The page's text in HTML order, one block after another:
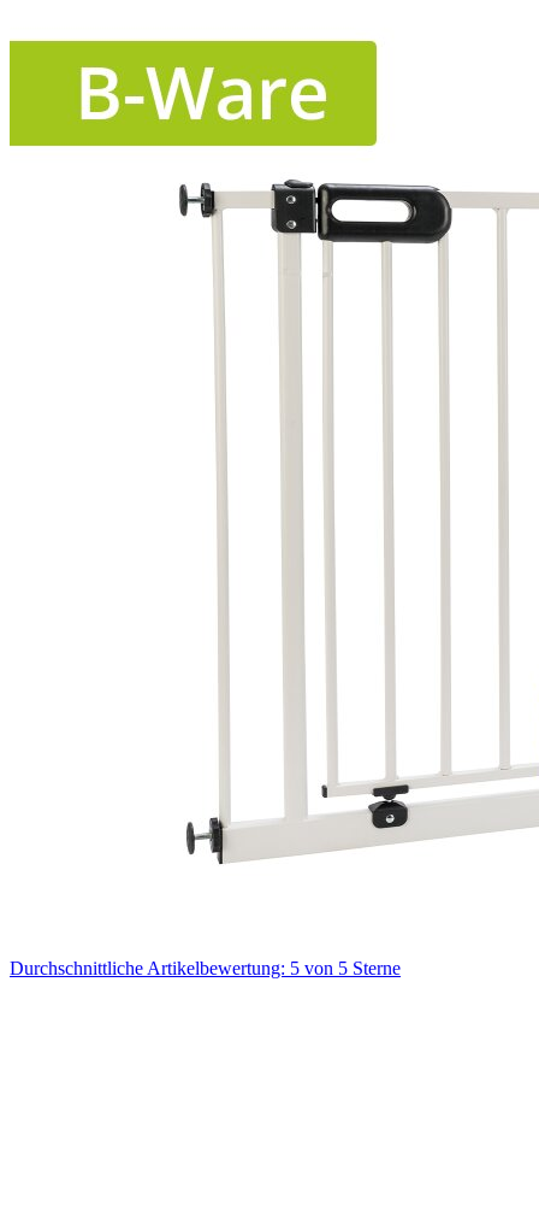
Durchschnittliche Artikelbewertung: 5 von 5 Sterne